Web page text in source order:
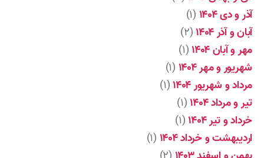
آذر و دی ۱۴۰۴
(۱)
آبان و آذر ۱۴۰۴
(۲)
مهر و آبان ۱۴۰۴
(۱)
شهریور و مهر ۱۴۰۴
(۱)
مرداد و شهریور ۱۴۰۴
(۱)
تیر و مرداد ۱۴۰۴
(۱)
خرداد و تیر ۱۴۰۴
(۱)
اردیبهشت و خرداد ۱۴۰۴
(۱)